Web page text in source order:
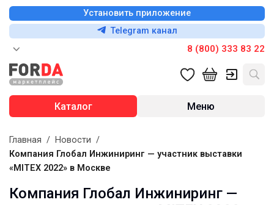
Установить приложение
Telegram канал
8 (800) 333 83 22
Каталог Меню
Главная / Новости /
Компания Глобал Инжиниринг — участник выставки
«MITEX 2022» в Москве
Компания Глобал Инжиниринг —